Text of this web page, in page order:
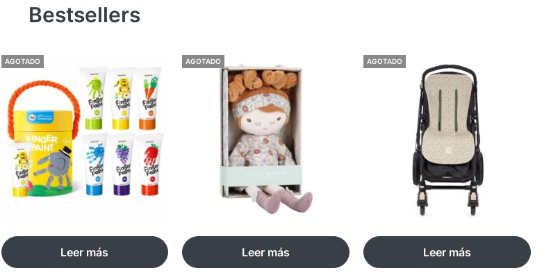
Bestsellers
AGOTADO
Leer más
AGOTADO
Leer más
AGOTADO
Leer más